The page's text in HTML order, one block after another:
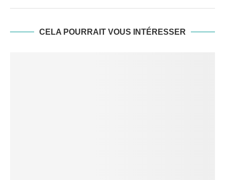
CELA POURRAIT VOUS INTÉRESSER